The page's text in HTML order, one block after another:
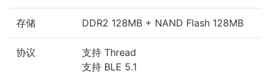
存储 DDR2 128MB + NAND Flash 128MB
协议
支持 Thread
支持 BLE 5.1